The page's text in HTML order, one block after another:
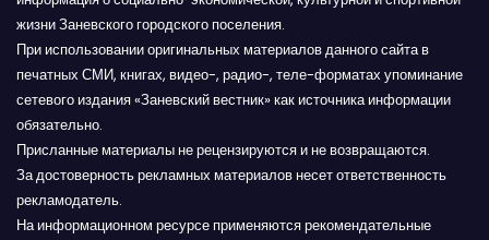
жизни Заневского городского поселения.
При использовании оригинальных материалов данного сайта в
печатных СМИ, книгах, видео-, радио-, теле-форматах упоминание
сетевого издания «Заневский вестник» как источника информации
обязательно.
Присланные материалы не рецензируются и не возвращаются.
За достоверность рекламных материалов несет ответственность
рекламодатель.
На информационном ресурсе применяются рекомендательные